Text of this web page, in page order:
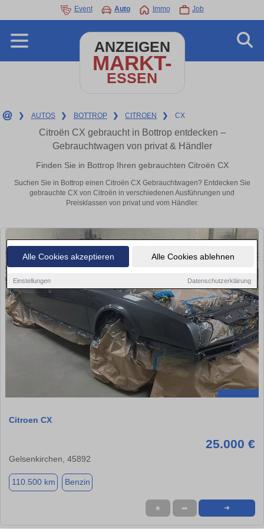
Alle Cookies akzeptieren Alle Cookies ablehnen
Einstellungen Datenschutzerklärung
Event Auto Immo Job
ANZEIGEN
MARKT-
ESSEN
❯ AUTOS ❯ BOTTROP ❯ CITROEN ❯ CX
Citroën CX gebraucht in Bottrop entdecken –
Gebrauchtwagen von privat & Händler
Finden Sie in Bottrop Ihren gebrauchten Citroën CX
Suchen Sie in Bottrop einen Citroën CX Gebrauchtwagen? Entdecken Sie
gebrauchte CX von Citroën in verschiedenen Ausführungen und
Preisklassen von privat und vom Händler.
Citroen CX
25.000 €
Gelsenkirchen, 45892
110.500 km Benzin
★ ➦ ➜